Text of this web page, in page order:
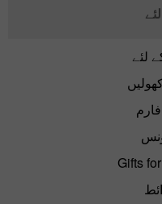
لئے
Gifts